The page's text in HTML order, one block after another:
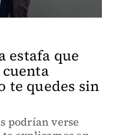
estafa que
te quedes sin
podrían verse